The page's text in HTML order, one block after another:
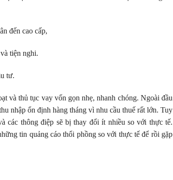
đến cao cấp,
tiện nghi.
tư.
và thủ tục vay vốn gọn nhẹ, nhanh chóng. Ngoài đầu
nhập ổn định hàng tháng vì nhu cầu thuế rất lớn. Tuy
các thông điệp sẽ bị thay đổi ít nhiều so với thực tế.
tin quảng cáo thổi phồng so với thực tế để rồi gặp